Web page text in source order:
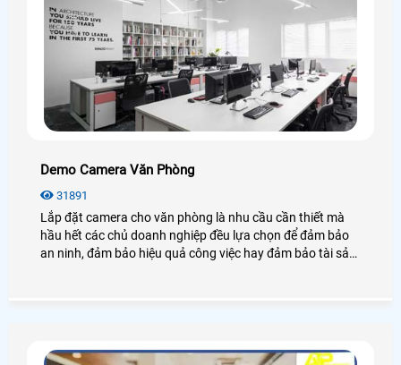
Demo Camera Văn Phòng
31891
Lắp đặt camera cho văn phòng là nhu cầu cần thiết mà
hầu hết các chủ doanh nghiệp đều lựa chọn để đảm bảo
an ninh, đảm bảo hiệu quả công việc hay đảm bảo tài sản